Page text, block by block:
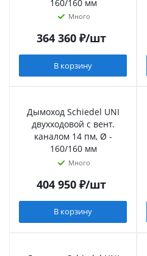
160/160 мм
Много
364 360₽/шт
В корзину
Дымоход Schiedel UNI
двухходовой с вент.
каналом 14 пм, Ø -
160/160 мм
Много
404 950₽/шт
В корзину